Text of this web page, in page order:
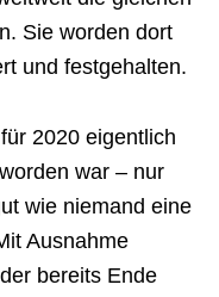
Sie worden dort
und festgehalten.
2020 eigentlich
war – nur
wie niemand eine
Ausnahme
bereits Ende